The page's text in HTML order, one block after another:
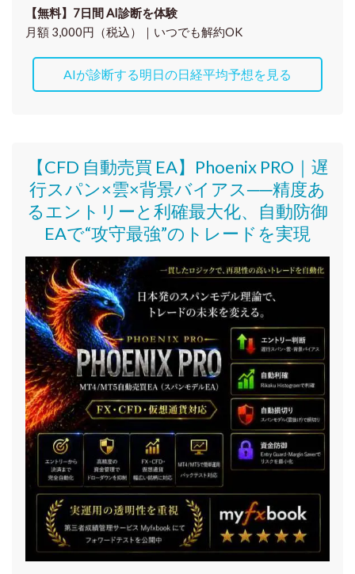
【無料】7日間 AI診断を体験
月額 3,000円（税込）｜いつでも解約OK
AIが診断する明日の日経平均予想を見る
【CFD 自動売買 EA】Phoenix PRO｜遅
行スパン×雲×背景バイアス──精度あ
るエントリーと利確最大化、自動防御
EAで“攻守最強”のトレードを実現